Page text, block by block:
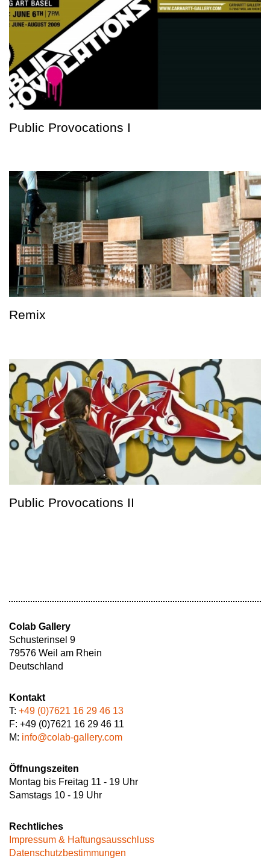
Public Provocations I
Remix
Public Provocations II
Colab Gallery
Schusterinsel 9
79576 Weil am Rhein
Deutschland
Kontakt
T: +49 (0)7621 16 29 46 13
F: +49 (0)7621 16 29 46 11
M: info@colab-gallery.com
Öffnungszeiten
Montag bis Freitag 11 - 19 Uhr
Samstags 10 - 19 Uhr
Rechtliches
Impressum & Haftungsausschluss
Datenschutzbestimmungen